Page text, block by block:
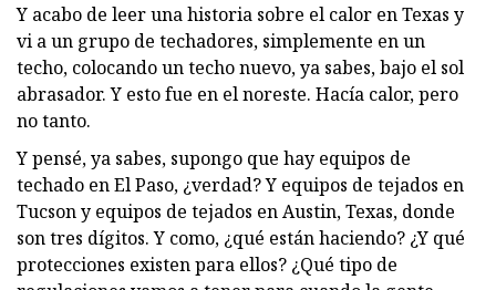
Y acabo de leer una historia sobre el calor en Texas y
vi a un grupo de techadores, simplemente en un
techo, colocando un techo nuevo, ya sabes, bajo el sol
abrasador. Y esto fue en el noreste. Hacía calor, pero
no tanto.
Y pensé, ya sabes, supongo que hay equipos de
techado en El Paso, ¿verdad? Y equipos de tejados en
Tucson y equipos de tejados en Austin, Texas, donde
son tres dígitos. Y como, ¿qué están haciendo? ¿Y qué
protecciones existen para ellos? ¿Qué tipo de